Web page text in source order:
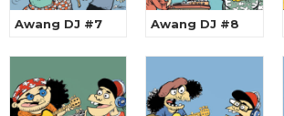
Awang DJ #7 Awang DJ #8